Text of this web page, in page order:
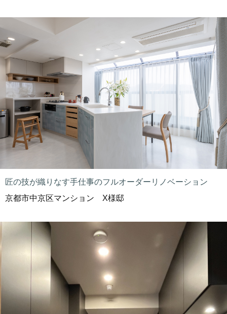
匠の技が織りなす手仕事のフルオーダーリノベーション
京都市中京区マンション X様邸